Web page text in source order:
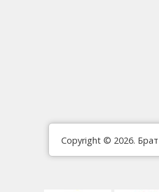
Copyright © 2026.